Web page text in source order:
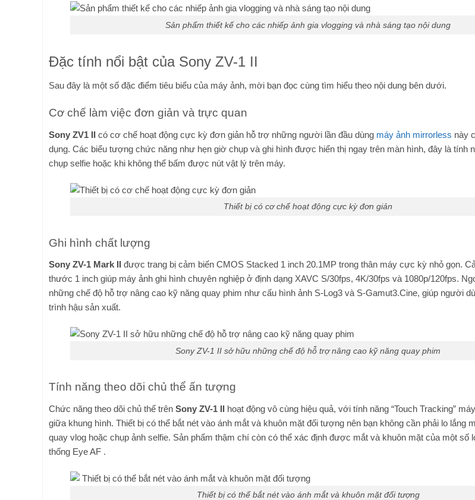
Sản phẩm thiết kế cho các nhiếp ảnh gia vlogging và nhà sáng tạo nội dung
Đặc tính nổi bật của Sony ZV-1 II
Sau đây là một số đặc điểm tiêu biểu của máy ảnh, mời bạn đọc cùng tìm hiểu theo nội dung bên dưới.
Cơ chế làm việc đơn giản và trực quan
Sony ZV1 II có cơ chế hoạt động cực kỳ đơn giản hỗ trợ những người lần đầu dùng máy ảnh mirrorless này
dụng. Các biểu tượng chức năng như hẹn giờ chụp và ghi hình được hiển thị ngay trên màn hình, đây là tính
chụp selfie hoặc khi không thể bấm được nút vật lý trên máy.
Thiết bị có cơ chế hoạt động cực kỳ đơn giản
Ghi hình chất lượng
Sony ZV-1 Mark II được trang bị cảm biến CMOS Stacked 1 inch 20.1MP trong thân máy cực kỳ nhỏ gọn.
thước 1 inch giúp máy ảnh ghi hình chuyên nghiệp ở định dạng XAVC S/30fps, 4K/30fps và 1080p/120fps.
những chế độ hỗ trợ nâng cao kỹ năng quay phim như cấu hình ảnh S-Log3 và S-Gamut3.Cine, giúp người
trình hậu sản xuất.
Sony ZV-1 II sở hữu những chế độ hỗ trợ nâng cao kỹ năng quay phim
Tính năng theo dõi chủ thể ấn tượng
Chức năng theo dõi chủ thể trên Sony ZV-1 II hoạt động vô cùng hiệu quả, với tính năng “Touch Tracking”
giữa khung hình. Thiết bị có thể bắt nét vào ánh mắt và khuôn mặt đối tượng nên bạn không cần phải lo lắng
quay vlog hoặc chụp ảnh selfie. Sản phẩm thậm chí còn có thể xác định được mắt và khuôn mặt của một số
thống Eye AF .
Thiết bị có thể bắt nét vào ánh mắt và khuôn mặt đối tượng